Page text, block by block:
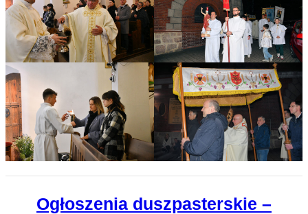
Ogłoszenia duszpasterskie –